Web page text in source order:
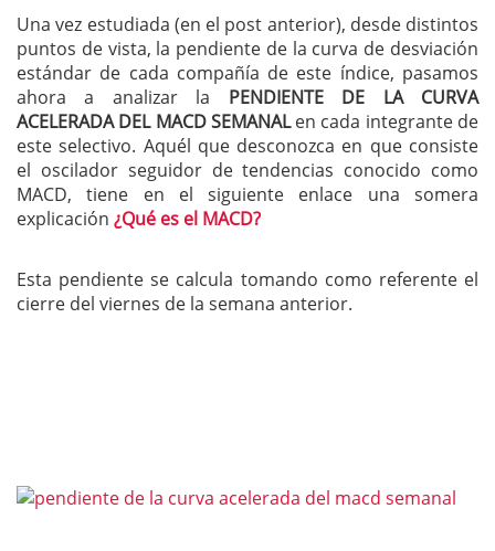
Una vez estudiada (en el post anterior), desde distintos
puntos de vista, la pendiente de la curva de desviación
estándar de cada compañía de este índice, pasamos
ahora a analizar la PENDIENTE DE LA CURVA
ACELERADA DEL MACD SEMANALen cada integrante de
este selectivo. Aquél que desconozca en que consiste
el oscilador seguidor de tendencias conocido como
MACD, tiene en el siguiente enlace una somera
explicación ¿Qué es el MACD?
Esta pendiente se calcula tomando como referente el
cierre del viernes de la semana anterior.